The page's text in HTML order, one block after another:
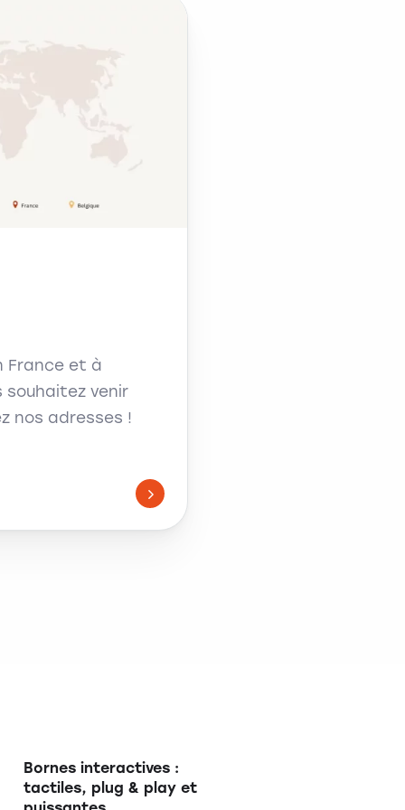
France et à
souhaitez venir
nos adresses !
Bornes interactives :
tactiles, plug & play et